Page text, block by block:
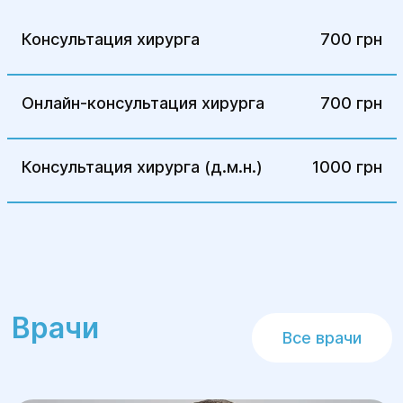
новообразования, лимфоузлов и
метастазов;
Наложение швов;
вмешательства, наличия осложнений и
состояния здоровья пациента. Обычно
Консультация хирурга 700 грн
Онлайн-консультация хирурга 700 грн
Консультация хирурга (д.м.н.) 1000 грн
Врачи Все врачи